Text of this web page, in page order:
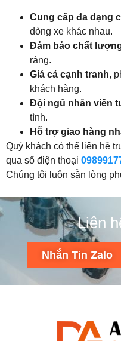
Cung cấp đa dạng
dòng xe khác nhau.
Đảm bảo chất
ràng.
Giá cả cạnh tranh,
khách hàng.
Đội ngũ nhân viên
tình.
Hỗ trợ giao hàng
Quý khách có thể liên hệ
qua số điện thoại
Chúng tôi luôn sẵn lòng
Liên
Nhắn Tin Zalo